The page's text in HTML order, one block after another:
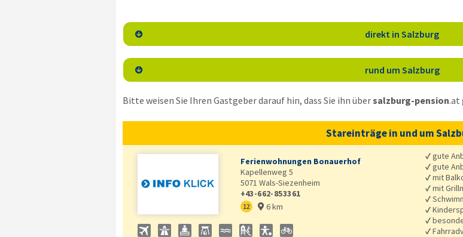
 direkt in Salzburg
 rund um Salzburg
Bitte weisen Sie Ihren Gastgeber darauf hin, dass Sie ihn übersalzburg-pension.at
Stareinträge in und um
Ferienwohnungen Bonauerhof
Kapellenweg 5
5071 Wals-Siezenheim
+43-662-853361
12  6 km
✓gute
✓gute
✓mit
✓mit
✓
✓
✓
✓